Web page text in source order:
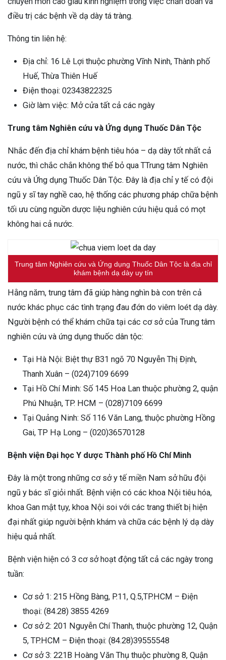
điều trị các bệnh về dạ dày tá tràng.
Thông tin liên hệ:
Địa chỉ: 16 Lê Lợi thuộc phường Vĩnh Ninh, Thành phố
Huế, Thừa Thiên Huế
Điện thoại: 02343822325
Giờ làm việc: Mở cửa tất cả các ngày
Trung tâm Nghiên cứu và Ứng dụng Thuốc Dân Tộc
Nhắc đến địa chỉ khám bệnh tiêu hóa – dạ dày tốt nhất cả
nước, thì chắc chắn không thể bỏ qua TTrung tâm Nghiên
cứu và Ứng dụng Thuốc Dân Tộc. Đây là địa chỉ y tế có đội
ngũ y sĩ tay nghề cao, hệ thống các phương pháp chữa bệnh
tối ưu cùng nguồn dược liệu nghiên cứu hiệu quả có mọt
không hai cả nước.
Trung tâm Nghiên cứu và Ứng dụng Thuốc Dân Tộc là địa chỉ
khám bệnh dạ dày uy tín
Hằng năm, trung tâm đã giúp hàng nghìn bà con trên cả
nước khác phục các tình trạng đau đớn do viêm loét dạ dày.
Người bệnh có thể khám chữa tại các cơ sở của Trung tâm
nghiên cứu và ứng dụng thuốc dân tộc:
Tại Hà Nội: Biệt thự B31 ngõ 70 Nguyễn Thị Định,
Thanh Xuân – (024)7109 6699
Tại Hồ Chí Minh: Số 145 Hoa Lan thuộc phường 2, quận
Phú Nhuận, TP. HCM – (028)7109 6699
Tại Quảng Ninh: Số 116 Văn Lang, thuộc phường Hồng
Gai, TP Hạ Long – (020)36570128
Bệnh viện Đại học Y dược Thành phố Hồ Chí Minh
Đây là một trong những cơ sở y tế miền Nam sở hữu đội
ngũ y bác sĩ giỏi nhất. Bệnh viện có các khoa Nội tiêu hóa,
khoa Gan mật tụy, khoa Nội soi với các trang thiết bị hiện
đại nhất giúp người bệnh khám và chữa các bệnh lý dạ dày
hiệu quả nhất.
Bệnh viện hiện có 3 cơ sở hoạt động tất cả các ngày trong
tuần:
Cơ sở 1: 215 Hồng Bàng, P.11, Q.5,TP.HCM – Điện
thoại: (84.28) 3855 4269
Cơ sở 2: 201 Nguyễn Chí Thanh, thuộc phường 12, Quận
5, TP.HCM – Điện thoại: (84.28)39555548
Cơ sở 3: 221B Hoàng Văn Thụ thuộc phường 8, Quận